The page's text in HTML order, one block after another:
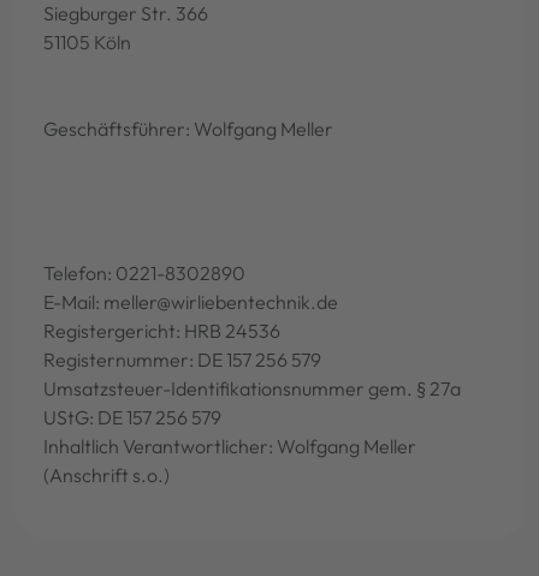
Siegburger Str. 366
51105 Köln
Geschäftsführer: Wolfgang Meller
Telefon: 0221-8302890
E-Mail: meller@wirliebentechnik.de
Registergericht: HRB 24536
Registernummer: DE 157 256 579
Umsatzsteuer-Identifikationsnummer gem. § 27a
UStG: DE 157 256 579
Inhaltlich Verantwortlicher: Wolfgang Meller
(Anschrift s.o.)